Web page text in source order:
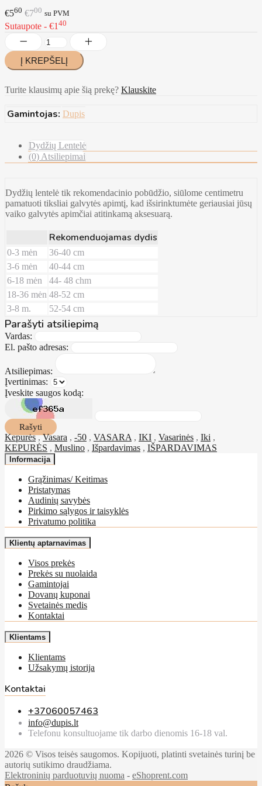
€560 €700 su PVM
Sutaupote - €1 40
Turite klausimų apie šią prekę? Klauskite
Gamintojas: Dupis
Dydžių Lentelė
(0) Atsiliepimai
Dydžių lentelė tik rekomendacinio pobūdžio, siūlome centimetru
pamatuoti tiksliai galvytės apimtį, kad išsirinktumėte geriausiai jūsų
vaiko galvytės apimčiai atitinkamą aksesuarą.
Rekomenduojamas dydis
0-3 mėn
36-40 cm
3-6 mėn
40-44 cm
6-18 mėn
44- 48 chm
18-36 mėn 48-52 cm
3-8 m.
52-54 cm
Parašyti atsiliepimą
Vardas:
El. pašto adresas:
Atsiliepimas:
Įvertinimas:
Įveskite saugos kodą:
Rašyti
Kepurės,Vasara , -50 , VASARA , IKI , Vasarinės , Iki ,
KEPURĖS , Muslino , Išpardavimas , IŠPARDAVIMAS
Informacija
Grąžinimas/ Keitimas
Pristatymas
Audinių savybės
Pirkimo sąlygos ir taisyklės
Privatumo politika
Klientų aptarnavimas
Visos prekės
Prekės su nuolaida
Gamintojai
Dovanų kuponai
Svetainės medis
Kontaktai
Klientams
Klientams
Užsakymų istorija
Kontaktai
+37060057463
info@dupis.lt
Telefonu konsultuojame tik darbo dienomis 16-18 val.
2026 © Visos teisės saugomos. Kopijuoti, platinti svetainės turinį be
autorių sutikimo draudžiama.
Elektroninių parduotuvių nuoma - eShoprent.com